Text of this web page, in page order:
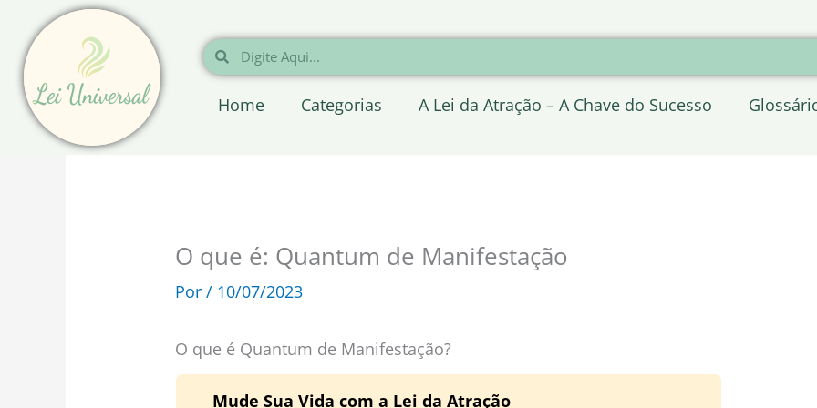
para
conteúdo
Pesquisar
Pesquisar
Home Categorias A Lei da Atração – A Chave do Sucesso
O que é: Quantum de Manifestação
Por/ 10/07/2023
O que é Quantum de Manifestação?
Mude Sua Vida com a Lei da Atração